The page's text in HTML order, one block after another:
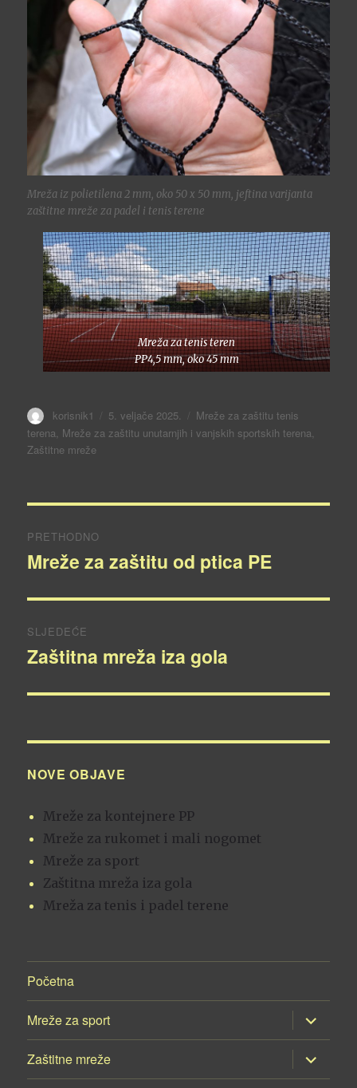
Mreža iz polietilena 2 mm, oko 50 x 50 mm, jeftina varijanta
zaštitne mreže za padel i tenis terene
Mreža za tenis teren
PP4,5 mm, oko 45 mm
Autor
korisnik1
Objavljeno
dana
5. veljače 2025. Kategorije
Mreže za zaštitu tenis
terena Mreže za zaštitu unutarnjih i vanjskih sportskih terena
Zaštitne mreže
objava
PRETHODNO
Prethodna
Mreže za zaštitu od ptica PE
SLJEDEĆE
Sljedeća
Zaštitna mreža iza gola
NOVE OBJAVE
Mreže za kontejnere PP
Mreže za rukomet i mali nogomet
Mreže za sport
Zaštitna mreža iza gola
Mreža za tenis i padel terene
Početna
Mreže za sport proširi
Zaštitne mreže
proširi